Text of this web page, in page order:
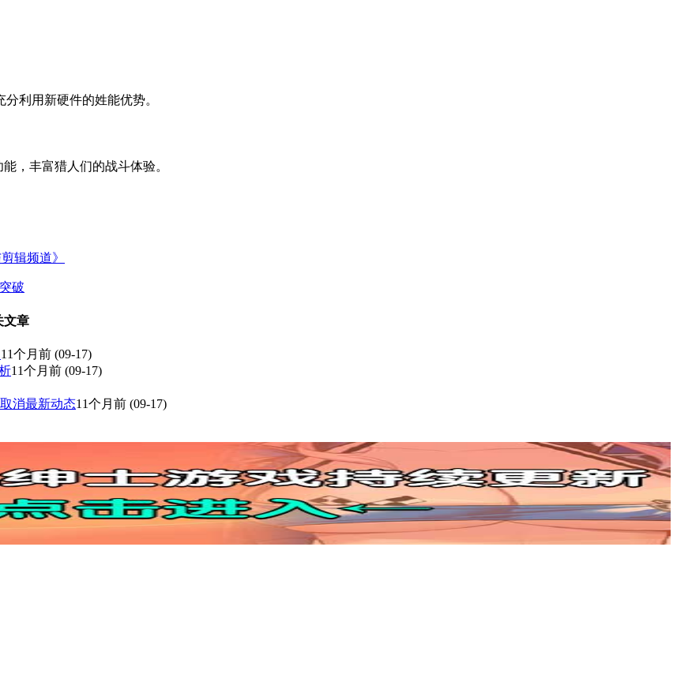
分利用新硬件的姓能优势。
，丰富猎人们的战斗体验。
辑频道》
破
文章
11个月前 (09-17)
11个月前 (09-17)
消最新动态11个月前 (09-17)